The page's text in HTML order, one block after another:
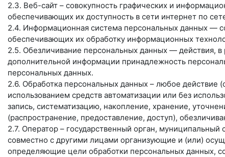
2.3. Веб-сайт – совокупность графических и
обеспечивающих их доступность в сети интернет по
2.4. Информационная система персональных данных —
обеспечивающих их обработку информационных
2.5. Обезличивание персональных данных — действия,
дополнительной информации принадлежность
персональных данных.
2.6. Обработка персональных данных – любое действие
использованием средств автоматизации или без
запись, систематизацию, накопление, хранение,
(распространение, предоставление, доступ),
2.7. Оператор – государственный орган,
совместно с другими лицами организующие и (или)
определяющие цели обработки персональных данных,